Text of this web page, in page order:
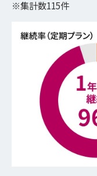
※集計数115件